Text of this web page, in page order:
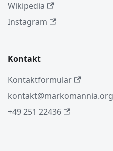
Wikipedia
Instagram
Kontakt
Kontaktformular
kontakt@markomannia.org
+49 251 22436